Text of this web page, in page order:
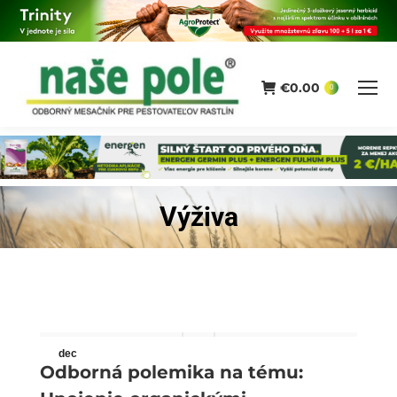
€0.00 0
Výživa
You are here:
dec
13
Odborná polemika na tému: